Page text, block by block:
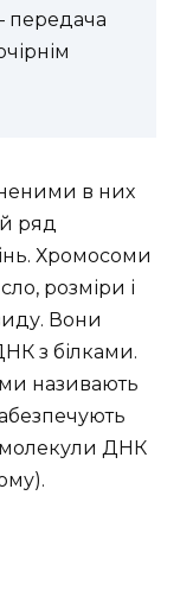
передача
в них
ряд
Хромосоми
розміри і
Вони
з білками.
називають
молекули ДНК